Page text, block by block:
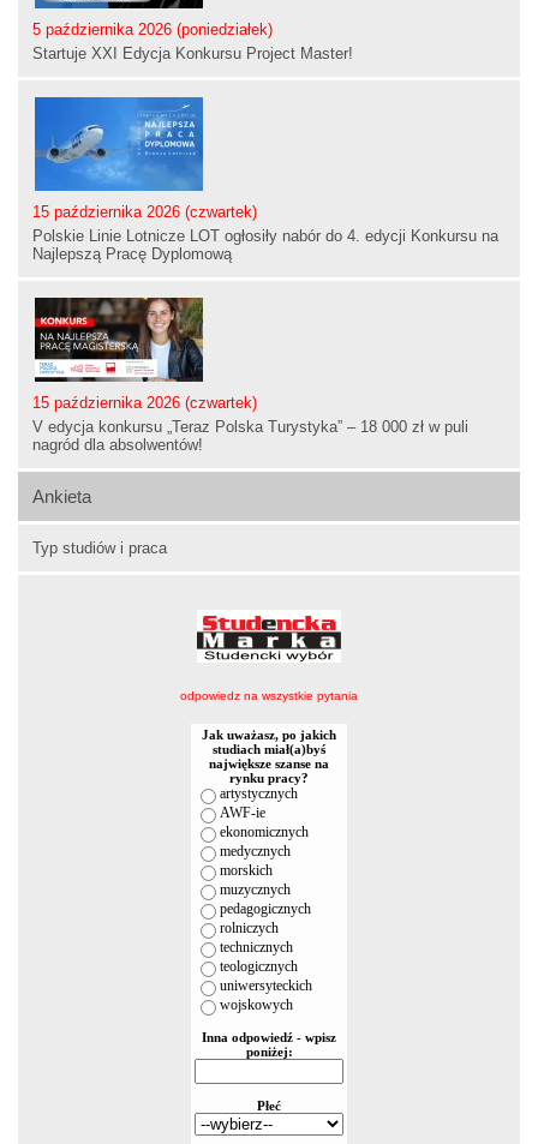
5 października 2026 (poniedziałek)
Startuje XXI Edycja Konkursu Project Master!
15 października 2026 (czwartek)
Polskie Linie Lotnicze LOT ogłosiły nabór do 4. edycji Konkursu na
Najlepszą Pracę Dyplomową
15 października 2026 (czwartek)
V edycja konkursu „Teraz Polska Turystyka” – 18 000 zł w puli
nagród dla absolwentów!
Ankieta
Typ studiów i praca
odpowiedz na wszystkie pytania